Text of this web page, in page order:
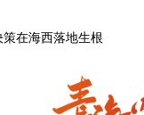
在海西落地生根